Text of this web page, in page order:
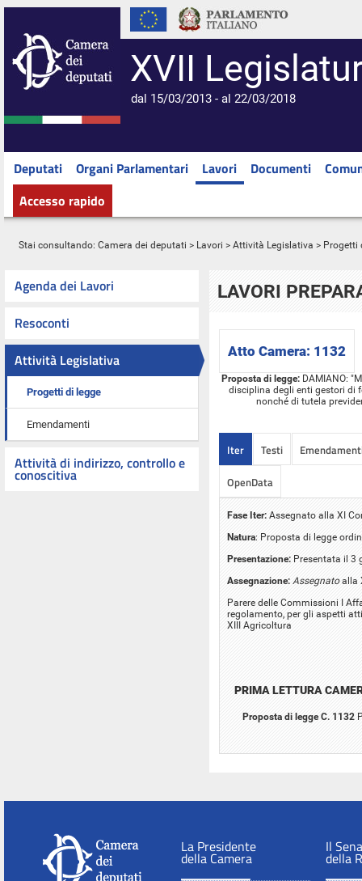
XVII
dal 15/03/2013 - al 22/03/2018
Deputati Organi Parlamentari Lavori Documenti
Accesso rapido
Stai consultando: Camera dei deputati > Lavori > Attività Legislativa > Progetti
Agenda dei Lavori
Resoconti
Attività Legislativa
Progetti di legge
Emendamenti
Attività di indirizzo, controllo e
conoscitiva
LAVORI
Atto Camera: 1132
Proposta di legge: DAMIANO:
disciplina degli enti gestori di
nonché di tutela
Iter Testi
OpenData
Fase Iter: Assegnato alla XI
Natura: Proposta di legge
Presentazione: Presentata il 3
Assegnazione: Assegnatoalla
Parere delle Commissioni I
regolamento, per gli aspetti
XIII Agricoltura
PRIMA LETTURA
Proposta di legge C. 1132
La Presidente
della Camera
Il
della